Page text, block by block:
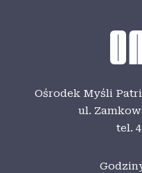
Ośrodek Myśli
ul.
tel.